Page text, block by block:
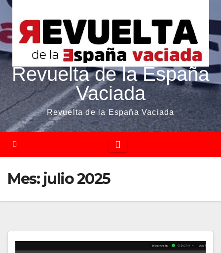
Revuelta de la España
Vaciada
Revuelta de la España Vaciada
Mes: julio 2025